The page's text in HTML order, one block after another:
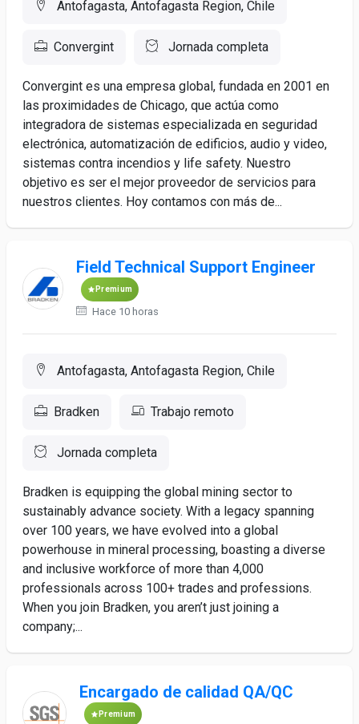
Antofagasta, Antofagasta Region, Chile
Convergint Jornada completa
Convergint es una empresa global, fundada en 2001 en
las proximidades de Chicago, que actúa como
integradora de sistemas especializada en seguridad
electrónica, automatización de edificios, audio y video,
sistemas contra incendios y life safety. Nuestro
objetivo es ser el mejor proveedor de servicios para
nuestros clientes. Hoy contamos con más de...
Field Technical Support Engineer
Premium
Hace 10 horas
Antofagasta, Antofagasta Region, Chile
Bradken Trabajo remoto
Jornada completa
Bradken is equipping the global mining sector to
sustainably advance society. With a legacy spanning
over 100 years, we have evolved into a global
powerhouse in mineral processing, boasting a diverse
and inclusive workforce of more than 4,000
professionals across 100+ trades and professions.
When you join Bradken, you aren’t just joining a
company;...
Encargado de calidad QA/QC
Premium